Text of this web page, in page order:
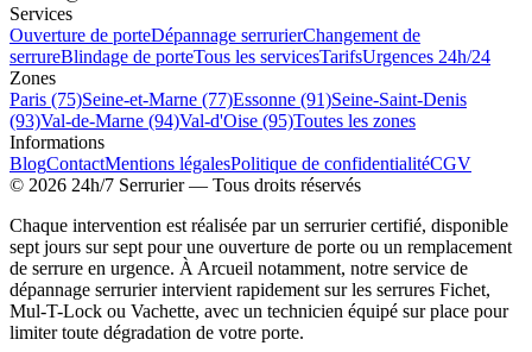
Services
Ouverture de porteDépannage serrurierChangement de
serrureBlindage de porteTous les servicesTarifsUrgences 24h/24
Zones
Paris (75)Seine-et-Marne (77)Essonne (91)Seine-Saint-Denis
(93)Val-de-Marne (94)Val-d'Oise (95)Toutes les zones
Informations
BlogContactMentions légalesPolitique de confidentialitéCGV
© 2026 24h/7 Serrurier— Tous droits réservés
Chaque intervention est réalisée par un serrurier certifié, disponible
sept jours sur sept pour une ouverture de porte ou un remplacement
de serrure en urgence. À Arcueil notamment, notre service de
dépannage serrurier intervient rapidement sur les serrures Fichet,
Mul-T-Lock ou Vachette, avec un technicien équipé sur place pour
limiter toute dégradation de votre porte.